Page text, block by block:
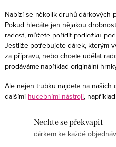
k
y
v
ý
p
i
s
Nabízí se několik druhů dárkových
Pokud hledáte jen nějakou
radost, můžete pořídit podložku
Jestliže potřebujete dárek, kterým
za přípravu, nebo chcete udělat
prodáváme například originální
Ale nejen trubku najdete na našich
dalšími hudebními nástroji,
Nechte se překvapit
dárkem ke každé